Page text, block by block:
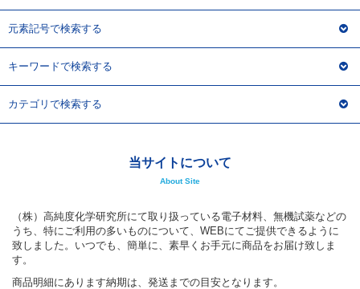
元素記号で検索する
キーワードで検索する
カテゴリで検索する
当サイトについて
About Site
（株）高純度化学研究所にて取り扱っている電子材料、無機試薬などの
うち、特にご利用の多いものについて、WEBにてご提供できるように
致しました。いつでも、簡単に、素早くお手元に商品をお届け致しま
す。
商品明細にあります納期は、発送までの目安となります。